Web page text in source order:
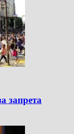
запрета